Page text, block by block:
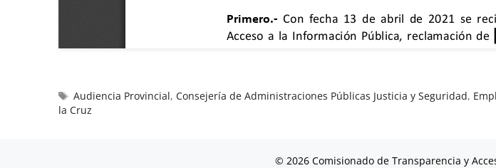
Audiencia Provincial,Consejería de Administraciones Públicas Justicia y Seguridad,
la Cruz
© 2026 Comisionado de Transparencia y